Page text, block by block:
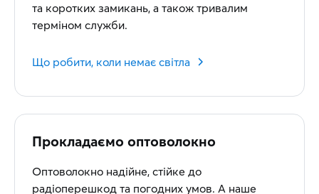
та коротких замикань, а також тривалим
терміном служби.
Що робити, коли немає світла
Прокладаємо оптоволокно
Оптоволокно надійне, стійке до
радіоперешкод та погодних умов. А наше